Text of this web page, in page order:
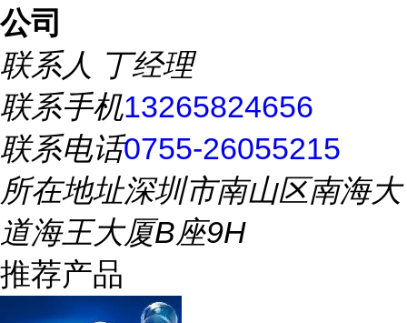
公司
联系人 丁经理
联系手机13265824656
联系电话0755-26055215
所在地址深圳市南山区南海大
道海王大厦B座9H
推荐产品